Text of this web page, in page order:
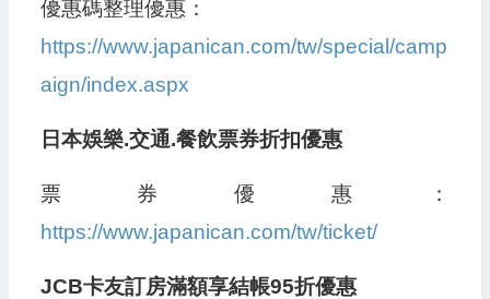
優惠碼整理優惠：
https://www.japanican.com/tw/special/camp
aign/index.aspx
日本娛樂.交通.餐飲票券折扣優惠
票券優惠：
https://www.japanican.com/tw/ticket/
JCB卡友訂房滿額享結帳95折優惠